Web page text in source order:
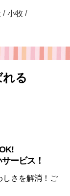
/ 小牧 /
る
ービス！
しさを解消！ご